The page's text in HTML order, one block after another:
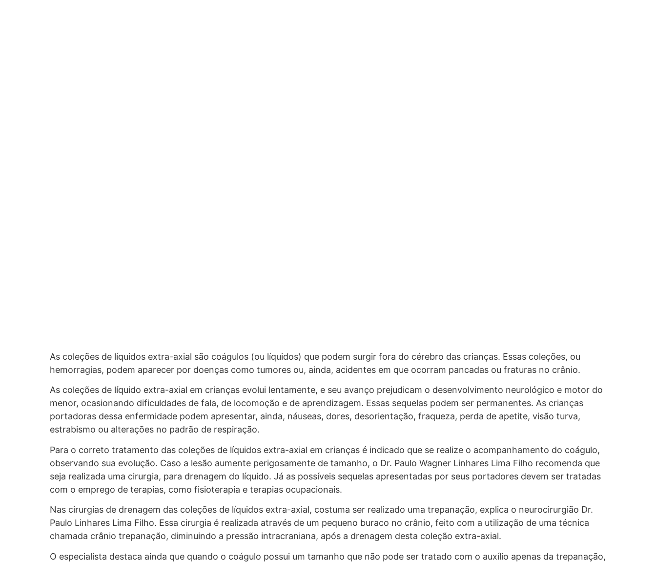
As coleções de líquidos extra-axial são coágulos (ou líquidos) que podem surgir fora do cérebro das crianças. Essas coleções, ou
hemorragias, podem aparecer por doenças como tumores ou, ainda, acidentes em que ocorram pancadas ou fraturas no crânio.
As coleções de líquido extra-axial em crianças evolui lentamente, e seu avanço prejudicam o desenvolvimento neurológico e motor do
menor, ocasionando dificuldades de fala, de locomoção e de aprendizagem. Essas sequelas podem ser permanentes. As crianças
portadoras dessa enfermidade podem apresentar, ainda, náuseas, dores, desorientação, fraqueza, perda de apetite, visão turva,
estrabismo ou alterações no padrão de respiração.
Para o correto tratamento das coleções de líquidos extra-axial em crianças é indicado que se realize o acompanhamento do coágulo,
observando sua evolução. Caso a lesão aumente perigosamente de tamanho, o Dr. Paulo Wagner Linhares Lima Filho recomenda que
seja realizada uma cirurgia, para drenagem do líquido. Já as possíveis sequelas apresentadas por seus portadores devem ser tratadas
com o emprego de terapias, como fisioterapia e terapias ocupacionais.
Nas cirurgias de drenagem das coleções de líquidos extra-axial, costuma ser realizado uma trepanação, explica o neurocirurgião Dr.
Paulo Linhares Lima Filho. Essa cirurgia é realizada através de um pequeno buraco no crânio, feito com a utilização de uma técnica
chamada crânio trepanação, diminuindo a pressão intracraniana, após a drenagem desta coleção extra-axial.
O especialista destaca ainda que quando o coágulo possui um tamanho que não pode ser tratado com o auxílio apenas da trepanação,